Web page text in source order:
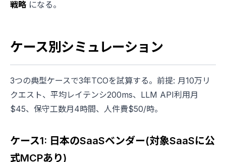
戦略 になる。
ケース別シミュレーション
3つの典型ケースで3年TCOを試算する。前提: 月10万リ
クエスト、平均レイテンシ200ms、LLM API利用月
$45、保守工数月4時間、人件費$50/時。
ケース1: 日本のSaaSベンダー(対象SaaSに公
式MCPあり)